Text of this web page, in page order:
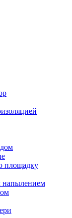
площадку
напылением